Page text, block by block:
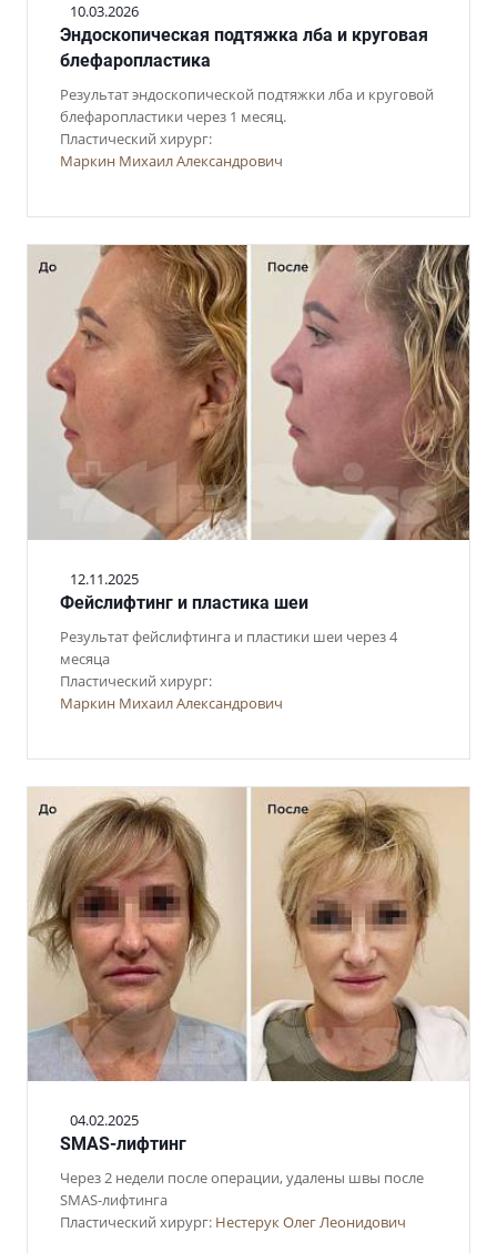
10.03.2026
Эндоскопическая подтяжка лба и круговая
блефаропластика
Результат эндоскопической подтяжки лба и круговой
блефаропластики через 1 месяц.
Пластический хирург:
Маркин Михаил Александрович
12.11.2025
Фейслифтинг и пластика шеи
Результат фейслифтинга и пластики шеи через 4
месяца
Пластический хирург:
Маркин Михаил Александрович
04.02.2025
SMAS-лифтинг
Через 2 недели после операции, удалены швы после
SMAS-лифтинга
Пластический хирург: Нестерук Олег Леонидович